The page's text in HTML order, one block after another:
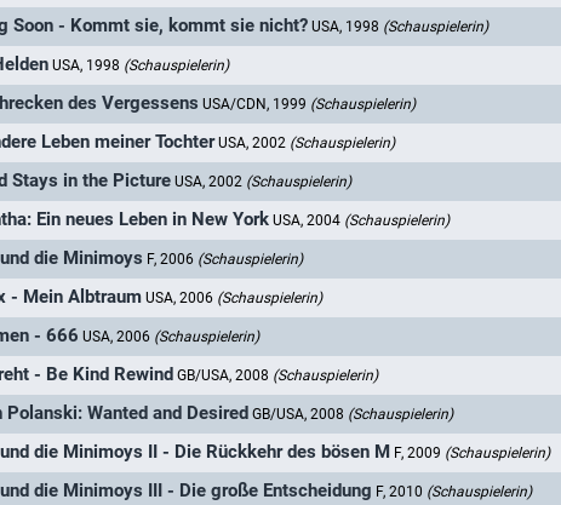
Soon - Kommt sie, kommt sie nicht? USA, 1998 (Schauspielerin)
USA, 1998 (Schauspielerin)
des Vergessens USA/CDN, 1999 (Schauspielerin)
Leben meiner Tochter USA, 2002 (Schauspielerin)
Stays in the Picture USA, 2002 (Schauspielerin)
Ein neues Leben in New York USA, 2004 (Schauspielerin)
die Minimoys F, 2006 (Schauspielerin)
- Mein Albtraum USA, 2006 (Schauspielerin)
- 666 USA, 2006 (Schauspielerin)
- Be Kind Rewind GB/USA, 2008 (Schauspielerin)
Polanski: Wanted and Desired GB/USA, 2008 (Schauspielerin)
die Minimoys II - Die Rückkehr des bösen M F, 2009 (Schauspielerin)
die Minimoys III - Die große Entscheidung F, 2010 (Schauspielerin)